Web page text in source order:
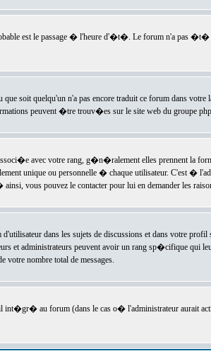
est le passage � l'heure d'�t�. Le forum n'a pas
soit quelqu'un n'a pas encore traduit ce forum dans
peuvent �tre trouv�es sur le site web du groupe
avec votre rang, g�n�ralement elles prennent la
unique ou personnelle � chaque utilisateur. C'est �
vous pouvez le contacter pour lui en demander les
dans les sujets de discussions et dans votre
et administrateurs peuvent avoir un rang sp�cifique qui
votre nombre total de messages.
int�gr� au forum (dans le cas o� l'administrateur